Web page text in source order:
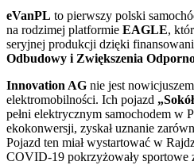
eVanPL to pierwszy polski
na rodzimej platformie EAGLE,
seryjnej produkcji dzięki
Odbudowy i Zwiększenia
Innovation AG nie jest
elektromobilności. Ich pojazd
pełni elektrycznym samochodem w
ekokonwersji, zyskał uznanie
Pojazd ten miał wystartować w
COVID-19 pokrzyżowały sportowe